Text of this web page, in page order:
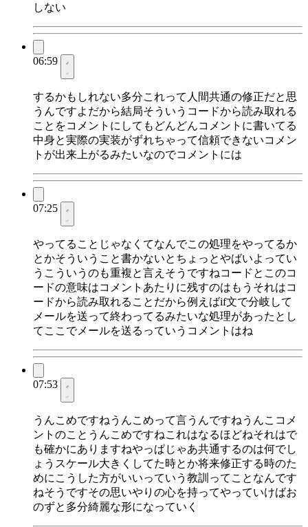
しない
06:59
するかもしれない多分これって人間共通の修正だと思
うんですよだから結局そういうコードから読み取れる
ことをコメントにしてもどんどんコメントに書いてる
中身と実際の実装がずれちゃって信頼できないコメン
トが出来上がるみたいなのでコメントには
07:25
やってることじゃなくてなんでこの処理をやってるか
とかそういうこと書かないとちょっとやばいよってい
うこういうのも重複と言えそうですねコードとこのコ
ードの意味はコメントあたりに残すのはもうそれはコ
ードから読み取れることだから例えばif文で分岐して
メールを送って終わってるみたいな処理があったとし
てここでメールを送るっていうコメントはね
07:53
うんこめですねうんこめって言うんですねうんこコメ
ントのことうんこめですねこれはなるほどねそれはで
も確かにありますねやっぱじゃあ共通するのは何でし
ょうスケール大きくしてた時とか将来修正する時のた
めにこうした方がいいっていう教訓ってことなんです
ねそうですその思いやりの心を持ってやっていけばお
のずと多分綺麗な形になっていく